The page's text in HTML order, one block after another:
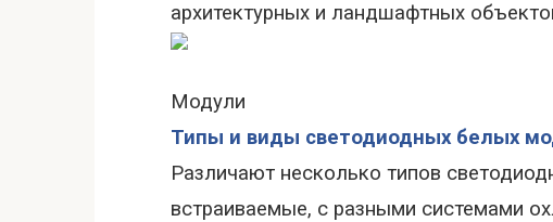
архитектурных и ландшафтных
Модули
Типы и виды светодиодных белых
Различают несколько типов
встраиваемые, с разными системами